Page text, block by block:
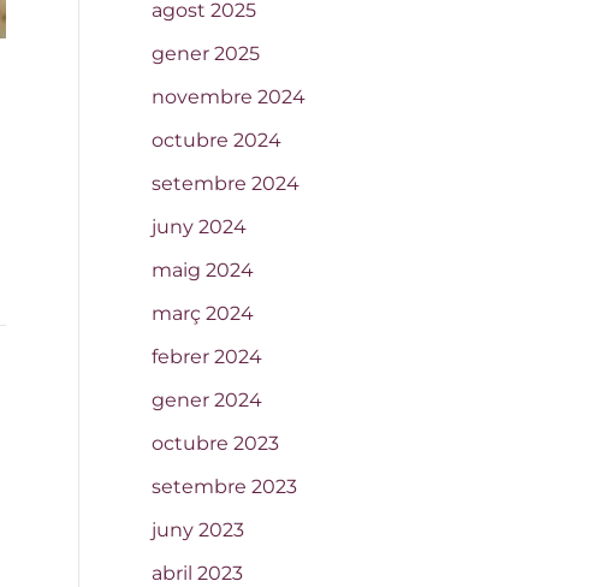
agost 2025
gener 2025
novembre 2024
octubre 2024
setembre 2024
juny 2024
maig 2024
març 2024
febrer 2024
gener 2024
octubre 2023
setembre 2023
juny 2023
abril 2023